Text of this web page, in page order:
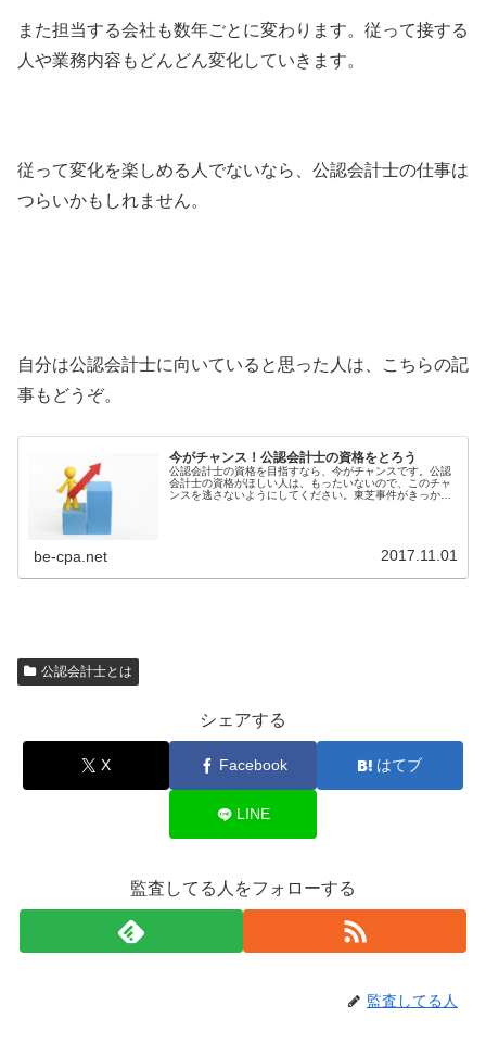
また担当する会社も数年ごとに変わります。従って接する
人や業務内容もどんどん変化していきます。
従って変化を楽しめる人でないなら、公認会計士の仕事は
つらいかもしれません。
自分は公認会計士に向いていると思った人は、こちらの記
事もどうぞ。
今がチャンス！公認会計士の資格をとろう
公認会計士の資格を目指すなら、今がチャンスです。公認
会計士の資格がほしい人は、もったいないので、このチャ
ンスを逃さないようにしてください。東芝事件がきっかけ
be-cpa.net 2017.11.01
公認会計士とは
シェアする
X Facebook はてブ
LINE
監査してる人をフォローする
監査してる人